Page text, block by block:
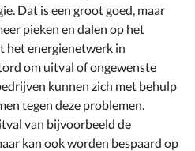
Dat is een groot goed, maar
pieken en dalen op het
het energienetwerk in
om uitval of ongewenste
kunnen zich met behulp
tegen deze problemen.
van bijvoorbeeld de
kan ook worden bespaard op